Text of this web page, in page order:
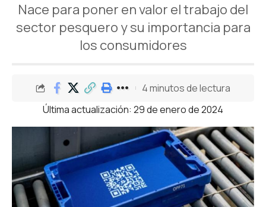
Nace para poner en valor el trabajo del
sector pesquero y su importancia para
los consumidores
Última actualización: 29 de enero de 2024
4 minutos de lectura